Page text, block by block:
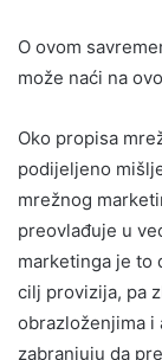
O ovom
može naći na
Oko propisa
podijeljeno
mrežnog
preovlađuje u
marketinga je to
cilj provizija, pa
obrazloženjima i
zabranjuju da